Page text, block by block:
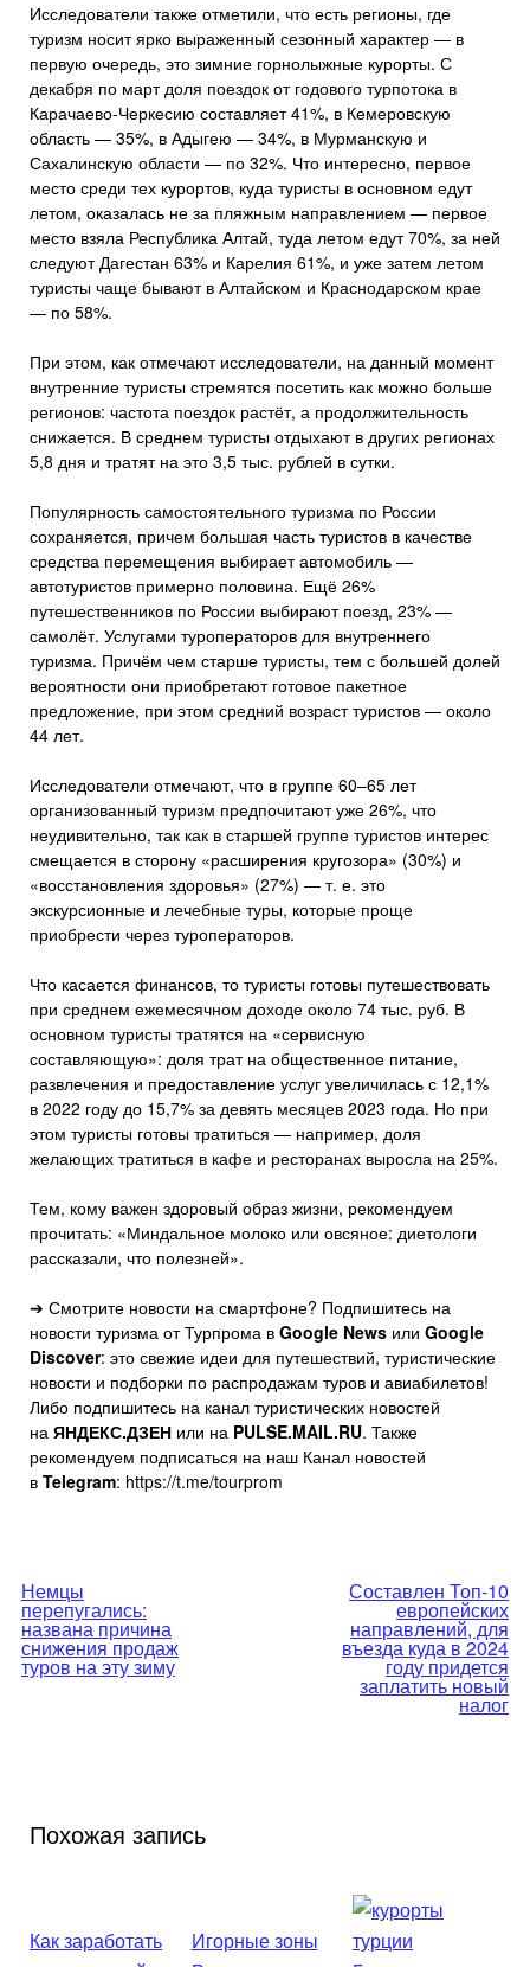
Исследователи также отметили, что есть регионы, где
туризм носит ярко выраженный сезонный характер — в
первую очередь, это зимние горнолыжные курорты. С
декабря по март доля поездок от годового турпотока в
Карачаево-Черкесию составляет 41%, в Кемеровскую
область — 35%, в Адыгею — 34%, в Мурманскую и
Сахалинскую области — по 32%. Что интересно, первое
место среди тех курортов, куда туристы в основном едут
летом, оказалась не за пляжным направлением — первое
место взяла Республика Алтай, туда летом едут 70%, за ней
следуют Дагестан 63% и Карелия 61%, и уже затем летом
туристы чаще бывают в Алтайском и Краснодарском крае
— по 58%.
При этом, как отмечают исследователи, на данный момент
внутренние туристы стремятся посетить как можно больше
регионов: частота поездок растёт, а продолжительность
снижается. В среднем туристы отдыхают в других регионах
5,8 дня и тратят на это 3,5 тыс. рублей в сутки.
Популярность самостоятельного туризма по России
сохраняется, причем большая часть туристов в качестве
средства перемещения выбирает автомобиль —
автотуристов примерно половина. Ещё 26%
путешественников по России выбирают поезд, 23% —
самолёт. Услугами туроператоров для внутреннего
туризма. Причём чем старше туристы, тем с большей долей
вероятности они приобретают готовое пакетное
предложение, при этом средний возраст туристов — около
44 лет.
Исследователи отмечают, что в группе 60–65 лет
организованный туризм предпочитают уже 26%, что
неудивительно, так как в старшей группе туристов интерес
смещается в сторону «расширения кругозора» (30%) и
«восстановления здоровья» (27%) — т. е. это
экскурсионные и лечебные туры, которые проще
приобрести через туроператоров.
Что касается финансов, то туристы готовы путешествовать
при среднем ежемесячном доходе около 74 тыс. руб. В
основном туристы тратятся на «сервисную
составляющую»: доля трат на общественное питание,
развлечения и предоставление услуг увеличилась с 12,1%
в 2022 году до 15,7% за девять месяцев 2023 года. Но при
этом туристы готовы тратиться — например, доля
желающих тратиться в кафе и ресторанах выросла на 25%.
Тем, кому важен здоровый образ жизни, рекомендуем
прочитать: «Миндальное молоко или овсяное: диетологи
рассказали, что полезней».
➔ Смотрите новости на смартфоне? Подпишитесь на
новости туризма от Турпрома в Google News или Google
Discover: это свежие идеи для путешествий, туристические
новости и подборки по распродажам туров и авиабилетов!
Либо подпишитесь на канал туристических новостей
на ЯНДЕКС.ДЗЕН или на PULSE.MAIL.RU. Также
рекомендуем подписаться на наш Канал новостей
в Telegram: https://t.me/tourprom
Навигация
по
записям
Немцы
перепугались:
названа причина
снижения продаж
туров на эту зиму
Составлен Топ-10
европейских
направлений, для
въезда куда в 2024
году придется
заплатить новый
налог
Похожая запись
Как заработать
Игорные зоны